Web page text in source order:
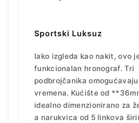
Sportski Luksuz
Iako izgleda kao nakit, ovo
funkcionalan hronograf. Tri
podbrojčanika
vremena. Kućište od
idealno dimenzionirano za
a narukvica od 5 linkova